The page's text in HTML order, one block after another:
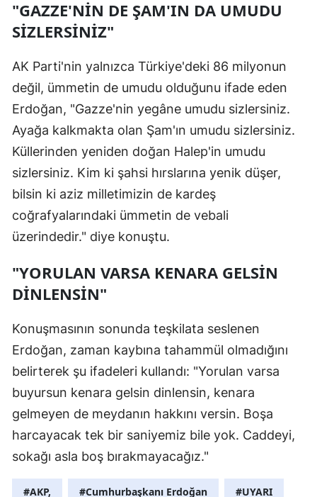
"GAZZE'NİN DE ŞAM'IN DA UMUDU
SİZLERSİNİZ"
AK Parti'nin yalnızca Türkiye'deki 86 milyonun
değil, ümmetin de umudu olduğunu ifade eden
Erdoğan, "Gazze'nin yegâne umudu sizlersiniz.
Ayağa kalkmakta olan Şam'ın umudu sizlersiniz.
Küllerinden yeniden doğan Halep'in umudu
sizlersiniz. Kim ki şahsi hırslarına yenik düşer,
bilsin ki aziz milletimizin de kardeş
coğrafyalarındaki ümmetin de vebali
üzerindedir." diye konuştu.
"YORULAN VARSA KENARA GELSİN
DİNLENSİN"
Konuşmasının sonunda teşkilata seslenen
Erdoğan, zaman kaybına tahammül olmadığını
belirterek şu ifadeleri kullandı: "Yorulan varsa
buyursun kenara gelsin dinlensin, kenara
gelmeyen de meydanın hakkını versin. Boşa
harcayacak tek bir saniyemiz bile yok. Caddeyi,
sokağı asla boş bırakmayacağız."
#AKP, #Cumhurbaşkanı Erdoğan #UYARI